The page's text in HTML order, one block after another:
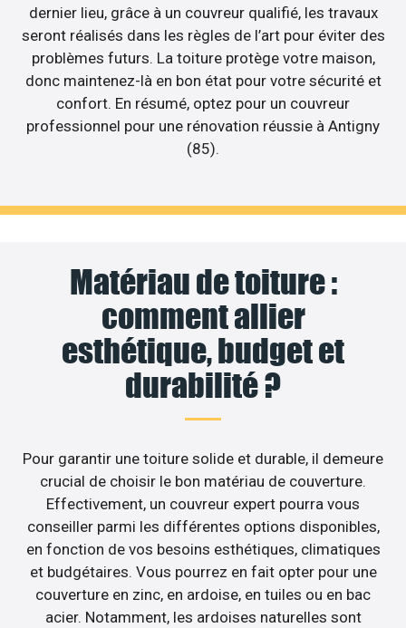
dernier lieu, grâce à un couvreur qualifié, les travaux
seront réalisés dans les règles de l’art pour éviter des
problèmes futurs. La toiture protège votre maison,
donc maintenez-là en bon état pour votre sécurité et
confort. En résumé, optez pour un couvreur
professionnel pour une rénovation réussie à Antigny
(85).
Matériau de toiture :
comment allier
esthétique, budget et
durabilité ?
Pour garantir une toiture solide et durable, il demeure
crucial de choisir le bon matériau de couverture.
Effectivement, un couvreur expert pourra vous
conseiller parmi les différentes options disponibles,
en fonction de vos besoins esthétiques, climatiques
et budgétaires. Vous pourrez en fait opter pour une
couverture en zinc, en ardoise, en tuiles ou en bac
acier. Notamment, les ardoises naturelles sont